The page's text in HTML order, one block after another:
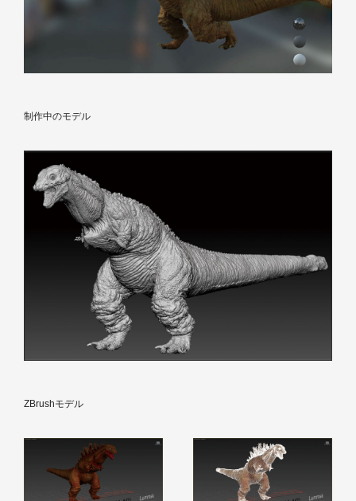
制作中のモデル
ZBrushモデル